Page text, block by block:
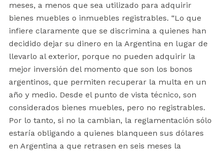
meses, a menos que sea utilizado para adquirir
bienes muebles o inmuebles registrables. “Lo que
infiere claramente que se discrimina a quienes han
decidido dejar su dinero en la Argentina en lugar de
llevarlo al exterior, porque no pueden adquirir la
mejor inversión del momento que son los bonos
argentinos, que permiten recuperar la multa en un
año y medio. Desde el punto de vista técnico, son
considerados bienes muebles, pero no registrables.
Por lo tanto, si no la cambian, la reglamentación sólo
estaría obligando a quienes blanqueen sus dólares
en Argentina a que retrasen en seis meses la